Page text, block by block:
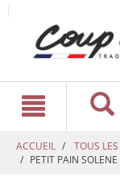
ACCUEIL TOUS
PETIT PAIN